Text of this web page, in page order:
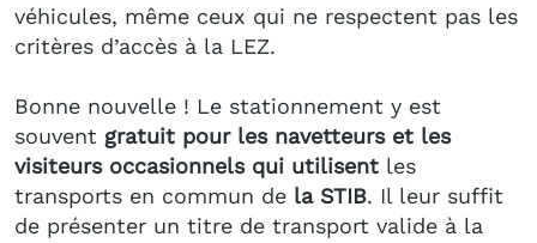
véhicules, même ceux qui ne respectent pas les
critères d’accès à la LEZ.
Bonne nouvelle ! Le stationnement y est
souvent gratuit pour les navetteurs et les
visiteurs occasionnels qui utilisent les
transports en commun de la STIB. Il leur suffit
de présenter un titre de transport valide à la